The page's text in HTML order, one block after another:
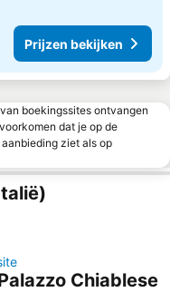
Prijzen bekijken
boekingssites ontvangen
dat je op de
ziet als op
Chiablese